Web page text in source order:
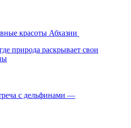
красоты Абхазии
природа раскрывает свои